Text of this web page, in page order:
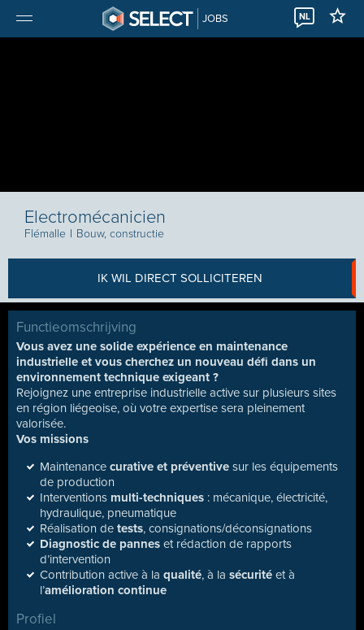
JOBS NL
Electromécanicien
Flémalle I Bouw, constructie
IK WIL DIRECT SOLLICITEREN
Functieomschrijving
Vous avez une solide expérience en maintenance
industrielle et vous cherchez un nouveau défi dans un
environnement technique exigeant ?
Rejoignez une entreprise industrielle active sur plusieurs sites
en région liégeoise, où votre expertise sera pleinement
valorisée.
Vos missions
Maintenance curative et préventive sur les équipements
de production
Interventions multi-techniques : mécanique, électricité,
hydraulique, pneumatique
Réalisation de tests, consignations/déconsignations
Diagnostic de pannes et rédaction de rapports
d’intervention
Contribution active à la qualité, à la sécurité et à
l’amélioration continue
Profiel